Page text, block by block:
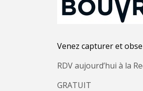
Venez capturer et
RDV aujourd’hui à la
GRATUIT